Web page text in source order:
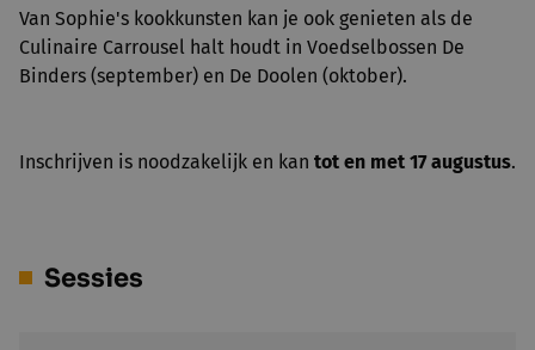
Van Sophie's kookkunsten kan je ook genieten als de
Culinaire Carrousel halt houdt in Voedselbossen De
Binders (september) en De Doolen (oktober).
Inschrijven is noodzakelijk en kan tot en met 17 augustus.
Sessies